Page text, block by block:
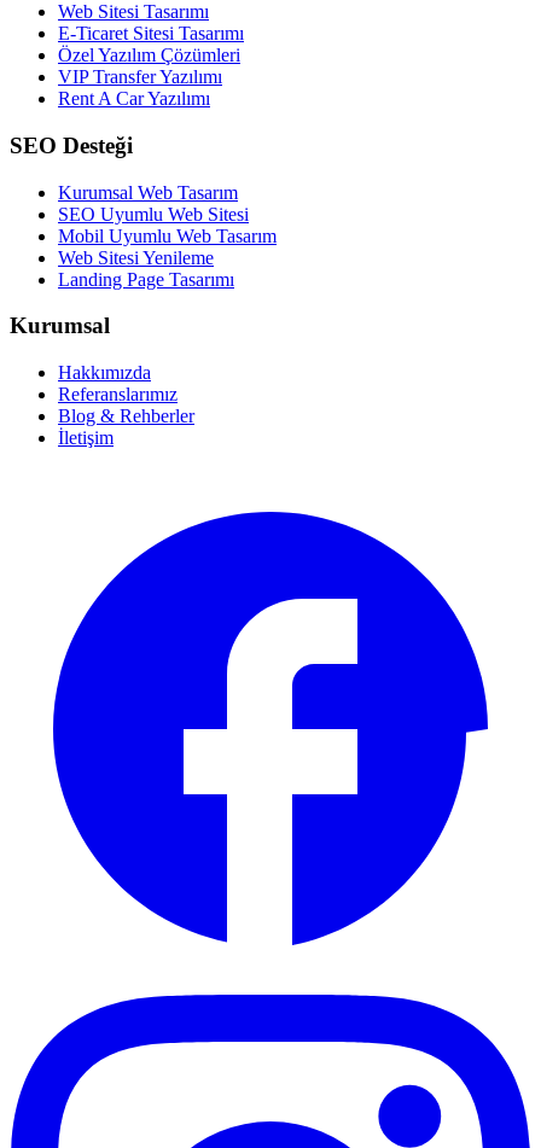
Web Sitesi Tasarımı
E-Ticaret Sitesi Tasarımı
Özel Yazılım Çözümleri
VIP Transfer Yazılımı
Rent A Car Yazılımı
SEO Desteği
Kurumsal Web Tasarım
SEO Uyumlu Web Sitesi
Mobil Uyumlu Web Tasarım
Web Sitesi Yenileme
Landing Page Tasarımı
Kurumsal
Hakkımızda
Referanslarımız
Blog & Rehberler
İletişim